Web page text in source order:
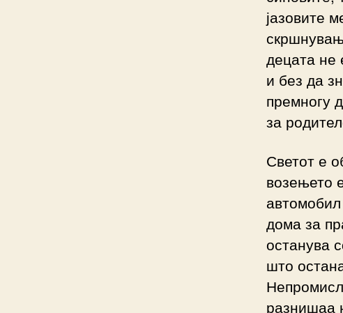
јазовите
децата не
и без да
премногу
за
Светот е
возењето
дома за
останува
што
разнишаа